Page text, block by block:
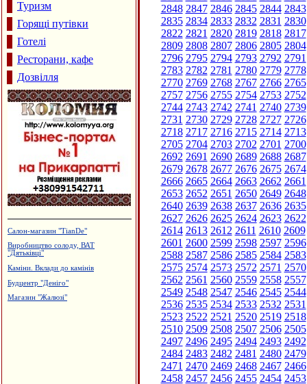
Туризм
Горящі путівки
Готелі
Ресторани, кафе
Дозвілля
Вироби з нержавіючої сталі
Магазин "ГрАвіс"
2848 2847 2846 2845 2844 2843
2835 2834 2833 2832 2831 2830
2822 2821 2820 2819 2818 2817
2809 2808 2807 2806 2805 2804
2796 2795 2794 2793 2792 2791
2783 2782 2781 2780 2779 2778
2770 2769 2768 2767 2766 2765
2757 2756 2755 2754 2753 2752
2744 2743 2742 2741 2740 2739
2731 2730 2729 2728 2727 2726
2718 2717 2716 2715 2714 2713
2705 2704 2703 2702 2701 2700
2692 2691 2690 2689 2688 2687
2679 2678 2677 2676 2675 2674
2666 2665 2664 2663 2662 2661
2653 2652 2651 2650 2649 2648
2640 2639 2638 2637 2636 2635
2627 2626 2625 2624 2623 2622
2614 2613 2612 2611 2610 2609
2601 2600 2599 2598 2597 2596
2588 2587 2586 2585 2584 2583
2575 2574 2573 2572 2571 2570
2562 2561 2560 2559 2558 2557
2549 2548 2547 2546 2545 2544
2536 2535 2534 2533 2532 2531
2523 2522 2521 2520 2519 2518
2510 2509 2508 2507 2506 2505
2497 2496 2495 2494 2493 2492
2484 2483 2482 2481 2480 2479
2471 2470 2469 2468 2467 2466
2458 2457 2456 2455 2454 2453